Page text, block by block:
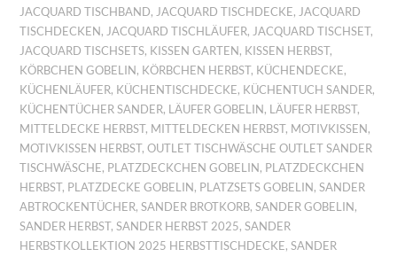
JACQUARD TISCHBAND, JACQUARD TISCHDECKE, JACQUARD
TISCHDECKEN, JACQUARD TISCHLÄUFER, JACQUARD TISCHSET,
JACQUARD TISCHSETS, KISSEN GARTEN, KISSEN HERBST,
KÖRBCHEN GOBELIN, KÖRBCHEN HERBST, KÜCHENDECKE,
KÜCHENLÄUFER, KÜCHENTISCHDECKE, KÜCHENTUCH SANDER,
KÜCHENTÜCHER SANDER, LÄUFER GOBELIN, LÄUFER HERBST,
MITTELDECKE HERBST, MITTELDECKEN HERBST, MOTIVKISSEN,
MOTIVKISSEN HERBST,OUTLET TISCHWÄSCHE OUTLET SANDER
TISCHWÄSCHE, PLATZDECKCHEN GOBELIN, PLATZDECKCHEN
HERBST, PLATZDECKE GOBELIN, PLATZSETS GOBELIN,SANDER
ABTROCKENTÜCHER,SANDER BROTKORB,SANDER GOBELIN,
SANDER HERBST,SANDER HERBST 2025,SANDER
HERBSTKOLLEKTION 2025 HERBSTTISCHDECKE,SANDER